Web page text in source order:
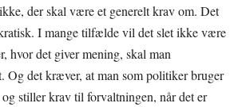
der skal være et generelt krav om. Det
I mange tilfælde vil det slet ikke være
hvor det giver mening, skal man
Og det kræver, at man som politiker bruger
stiller krav til forvaltningen, når det er